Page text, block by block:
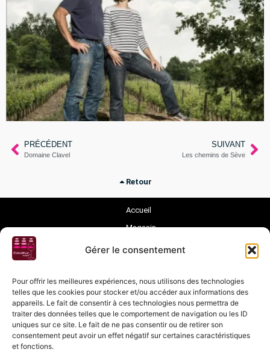
Gérer le consentement
Pour offrir les meilleures expériences, nous utilisons des technologies
telles que les cookies pour stocker et/ou accéder aux informations des
appareils. Le fait de consentir à ces technologies nous permettra de
traiter des données telles que le comportement de navigation ou les ID
uniques sur ce site. Le fait de ne pas consentir ou de retirer son
consentement peut avoir un effet négatif sur certaines caractéristiques
et fonctions.
PRÉCÉDENT
Domaine Clavel
SUIVANT
Les chemins de Sève
Retour
Accueil
Magasin
Dégustations
Vignerons
Nos Vins
Nos Champagnes
Nos Distilleries
Vins Suisses